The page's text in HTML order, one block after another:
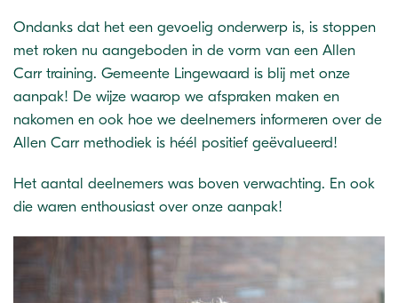
Ondanks dat het een gevoelig onderwerp is, is stoppen
met roken nu aangeboden in de vorm van een Allen
Carr training. Gemeente Lingewaard is blij met onze
aanpak! De wijze waarop we afspraken maken en
nakomen en ook hoe we deelnemers informeren over de
Allen Carr methodiek is héél positief geëvalueerd!
Het aantal deelnemers was boven verwachting. En ook
die waren enthousiast over onze aanpak!